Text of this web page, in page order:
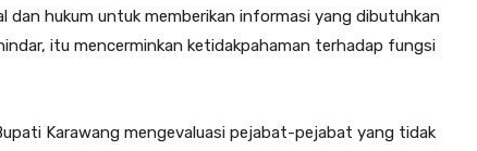
dan hukum untuk memberikan informasi yang dibutuhkan
itu mencerminkan ketidakpahaman terhadap fungsi
Karawang mengevaluasi pejabat-pejabat yang tidak